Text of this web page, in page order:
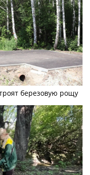
березовую рощу